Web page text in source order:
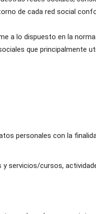
de cada red social
a lo dispuesto en la
que principalmente
personales con la
servicios/cursos,